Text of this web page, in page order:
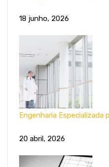
18 junho, 2026
Engenharia Especializada
20 abril, 2026